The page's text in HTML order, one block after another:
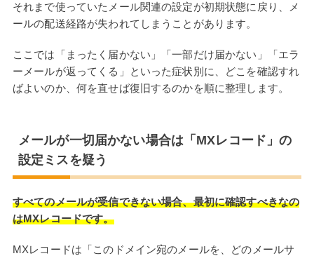
それまで使っていたメール関連の設定が初期状態に戻り、メ
ールの配送経路が失われてしまうことがあります。
ここでは「まったく届かない」「一部だけ届かない」「エラ
ーメールが返ってくる」といった症状別に、どこを確認すれ
ばよいのか、何を直せば復旧するのかを順に整理します。
メールが一切届かない場合は「MXレコード」の
設定ミスを疑う
すべてのメールが受信できない場合、最初に確認すべきなの
はMXレコードです。
MXレコードは「このドメイン宛のメールを、どのメールサ